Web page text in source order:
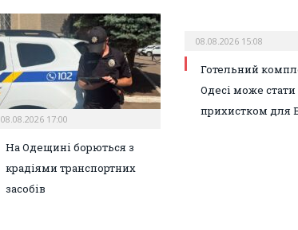
08.08.2026 17:00
На Одещині борються з
крадіями транспортних
засобів
08.08.2026 15:08
Готельний
Одесі може стати
прихистком для